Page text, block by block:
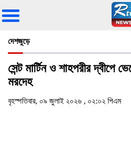
দেশজুড়ে
সেন্ট মার্টিন ও শাহপরীর দ্বীপে
মরদেহ
বৃহস্পতিবার, ০৯ জুলাই ২০২৬ , ০২:০২ পিএম